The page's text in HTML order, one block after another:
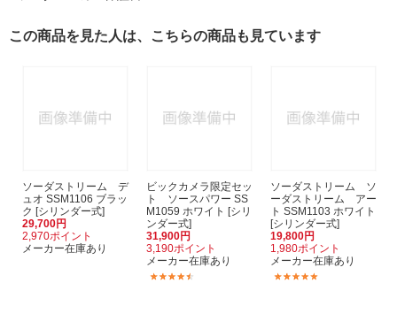
この商品を見た人は、こちらの商品も見ています
ソーダストリーム デ
ュオ SSM1106 ブラッ
ク [シリンダー式]
29,700円
2,970ポイント
メーカー在庫あり
ビックカメラ限定セッ
ト ソースパワー SS
M1059 ホワイト [シリ
ンダー式]
31,900円
3,190ポイント
メーカー在庫あり
ソーダストリーム ソ
ーダストリーム アー
ト SSM1103 ホワイト
[シリンダー式]
19,800円
1,980ポイント
メーカー在庫あり